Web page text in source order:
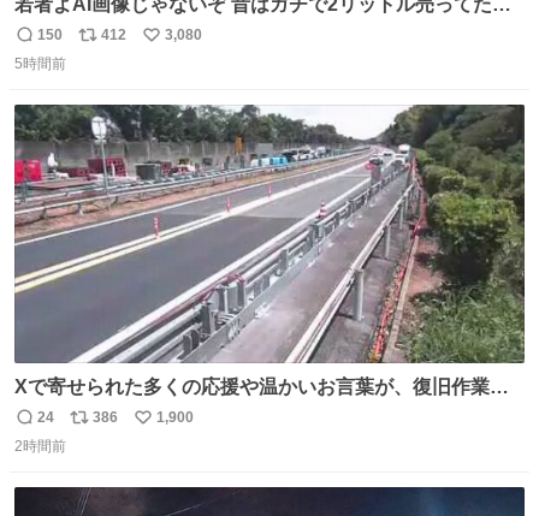
若者よAI画像じゃないぞ 昔はガチで2リットル売ってたん
やでw
返
信
150
リ
ト
数
412
い
数
3,080
5時間前
Xで寄せられた多くの応援や温かいお言葉が、復旧作業に
携わる社員の大きな励みとなっております。ありがとうご
ざいます。 九州道
返
信
24
リ
ト
386
い
数
1,900
2時間前